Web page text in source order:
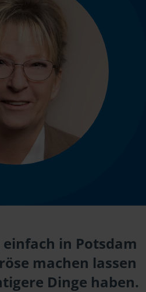
in Potsdam
machen lassen
Dinge haben.